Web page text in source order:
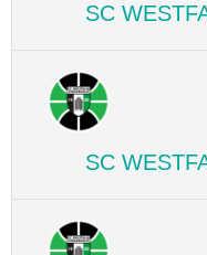
SC
SC